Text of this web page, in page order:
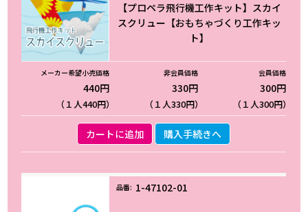
【プロペラ飛行機工作キット】スカイ
スクリュー【おもちゃづくり工作キッ
ト】
440円
（１人440円）
330円
（１人330円）
300円
（１人300円）
カートに追加 購入手続きへ
1-47102-01